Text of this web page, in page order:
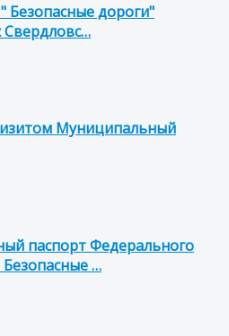
Безопасные дороги"
Свердловс…
Муниципальный
паспорт Федерального
…